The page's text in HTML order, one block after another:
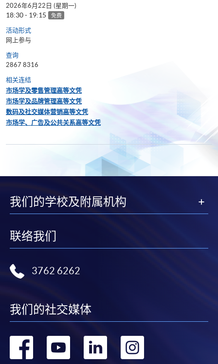
2026年6月22日 (星期一)
18:30 - 19:15 免费
活动形式
网上参与
查询
2867 8316
相关连结
市场学及零售管理高等文凭
市场学及品牌管理高等文凭
数码及社交媒体营销高等文凭
市场学、广告及公共关系高等文凭
我们的学校及附属机构
联络我们
3762 6262
我们的社交媒体
转 转 转 转